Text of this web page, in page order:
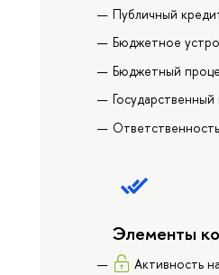
Публичный
Бюджетное
Бюджетный
Элементы
Активность